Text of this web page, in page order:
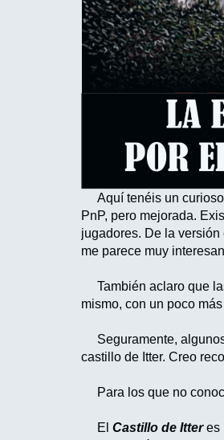
Aquí tenéis un
PnP, pero mejorada.
jugadores. De la
me parece muy
También aclaro que
mismo, con un poco
Seguramente, algunos
castillo de Itter. Creo
Para los que no
ElCastillo de Itteres